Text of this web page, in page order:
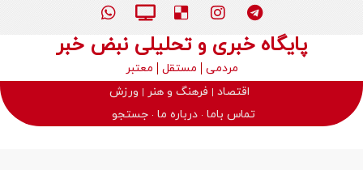
پایگاه خبری و تحلیلی نبض خبر
مردمی مستقل
معتبر
اقتصاد
فرهنگ و هنر
ورزش
تماس باما درباره ما جستجو